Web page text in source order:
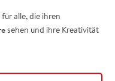
für alle, die ihren
sehen und ihre Kreativität